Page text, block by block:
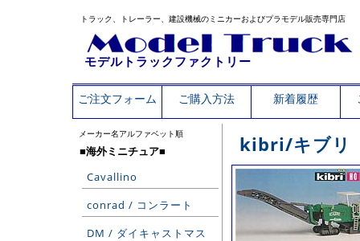
トラック、トレーラー、建設機械のミニカーおよびプラモデル販売専門店
モデルトラックファクトリー
ご注文フォーム ご購入方法 新着履歴
メーカー名アルファベット順
■海外ミニチュア■
Cavallino
conrad / コンラート
DM / ダイキャストマス
kibri/キブリ